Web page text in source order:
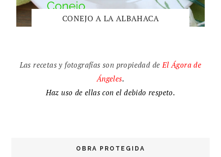
CONEJO A LA ALBAHACA
Las recetas y fotografías son propiedad de ElÁgora de
Ángeles.
Haz uso de ellas con el debido respeto.
OBRA PROTEGIDA